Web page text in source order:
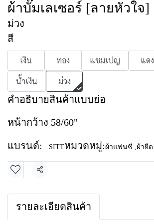
ผ้าบั๊มเลเซอร์ [ลายหัวใจ]
ม่วง
สี
เงิน ทอง แชมเปญ แดง
น้ำเงิน
ม่วง
คำอธิบายสินค้าแบบย่อ
หน้ากว้าง 58/60"
แบรนด์: SITTหมวดหมู่: ผ้าแฟนซี ,ผ้ายืด
แชร์
รายละเอียดสินค้า